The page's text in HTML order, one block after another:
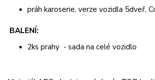
práh karoserie, verze vozidla 5dveř,
BALENÍ:
2ks prahy - sada na celé vozidlo